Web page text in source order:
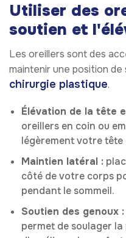
Utiliser des
soutien et
Les oreillers sont des
maintenir une position de
chirurgie plastique.
Élévation de la tête
oreillers en coin ou
légèrement votre
Maintien latéral :
côté de votre corps
pendant le sommeil.
Soutien des genoux :
permet de soulager